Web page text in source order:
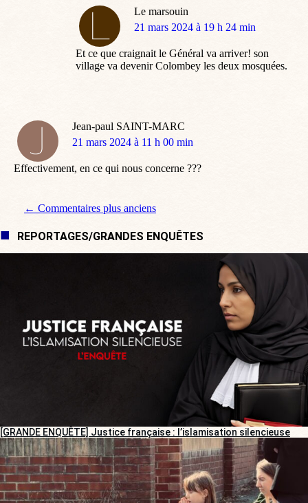
Le marsouin
dit
21 mars 2024 à 19 h 24 min
Et ce que craignait le Général va arriver! son
village va devenir Colombey les deux mosquées.
Jean-paul SAINT-MARC
dit
21 mars 2024 à 11 h 00 min
Effectivement, en ce qui nous concerne ???
Navigation de commentaire
← Commentaires plus anciens
REPORTAGES/GRANDES ENQUÊTES
[GRANDE ENQUÊTE] Justice française : l’islamisation silencieuse